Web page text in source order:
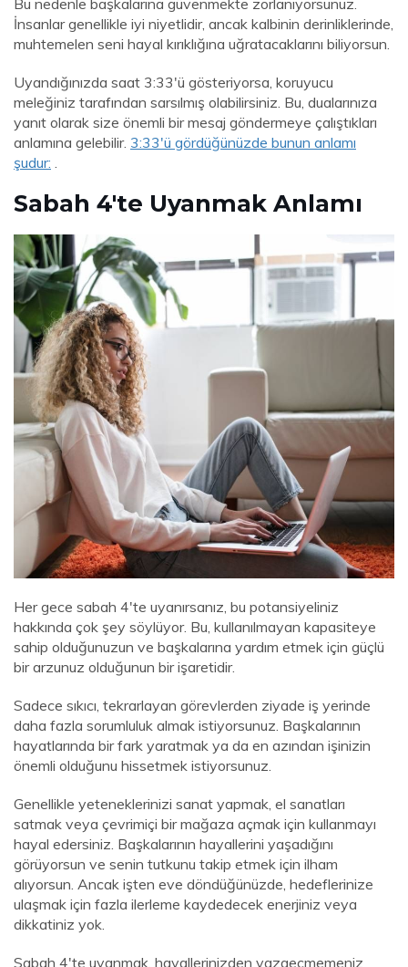
Bu nedenle başkalarına güvenmekte zorlanıyorsunuz.
İnsanlar genellikle iyi niyetlidir, ancak kalbinin derinliklerinde,
muhtemelen seni hayal kırıklığına uğratacaklarını biliyorsun.
Uyandığınızda saat 3:33'ü gösteriyorsa, koruyucu
meleğiniz tarafından sarsılmış olabilirsiniz. Bu, dualarınıza
yanıt olarak size önemli bir mesaj göndermeye çalıştıkları
anlamına gelebilir. 3:33'ü gördüğünüzde bunun anlamı
şudur: .
Sabah 4'te Uyanmak Anlamı
Her gece sabah 4'te uyanırsanız, bu potansiyeliniz
hakkında çok şey söylüyor. Bu, kullanılmayan kapasiteye
sahip olduğunuzun ve başkalarına yardım etmek için güçlü
bir arzunuz olduğunun bir işaretidir.
Sadece sıkıcı, tekrarlayan görevlerden ziyade iş yerinde
daha fazla sorumluluk almak istiyorsunuz. Başkalarının
hayatlarında bir fark yaratmak ya da en azından işinizin
önemli olduğunu hissetmek istiyorsunuz.
Genellikle yeteneklerinizi sanat yapmak, el sanatları
satmak veya çevrimiçi bir mağaza açmak için kullanmayı
hayal edersiniz. Başkalarının hayallerini yaşadığını
görüyorsun ve senin tutkunu takip etmek için ilham
alıyorsun. Ancak işten eve döndüğünüzde, hedeflerinize
ulaşmak için fazla ilerleme kaydedecek enerjiniz veya
dikkatiniz yok.
Sabah 4'te uyanmak, hayallerinizden vazgeçmemeniz